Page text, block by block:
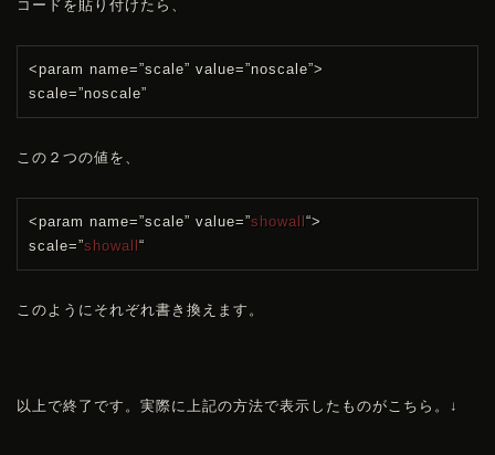
コードを貼り付けたら、
<param name=”scale” value=”noscale”>
scale=”noscale”
この２つの値を、
<param name=”scale” value=”showall“>
scale=”showall“
このようにそれぞれ書き換えます。
以上で終了です。実際に上記の方法で表示したものがこちら。↓